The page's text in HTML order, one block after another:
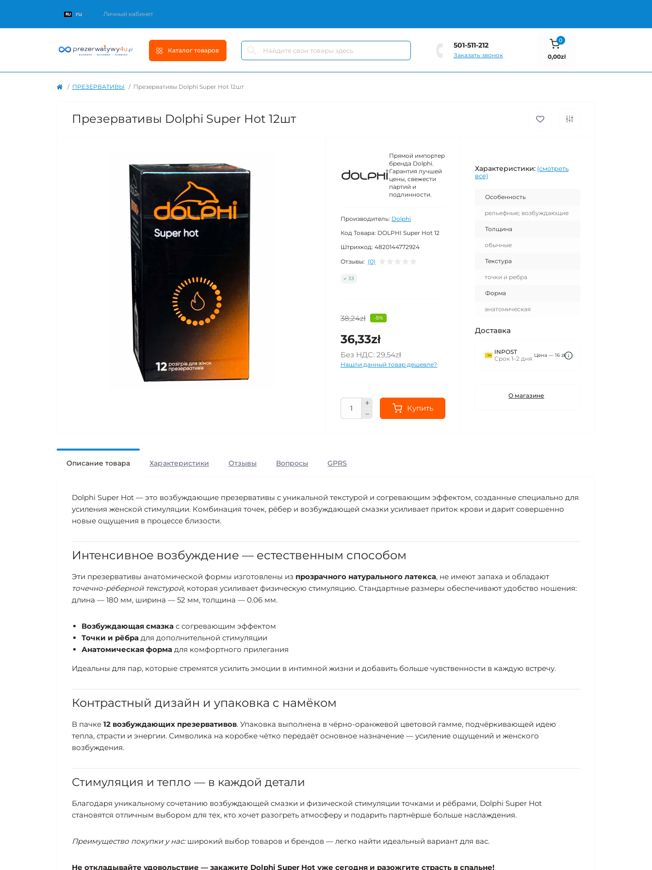
ru Личный кабинет
Каталог товаров
501-511-212
Заказать звонок
0
0,00zł
ПРЕЗЕРВАТИВЫ Презервативы Dolphi Super Hot 12шт
Презервативы Dolphi Super Hot 12шт
Прямой импортер
бренда Dolphi.
Гарантия лучшей
цены, свежести
партий и
подлинности.
Производитель: Dolphi
Код Товара: DOLPHI Super Hot 12
Штрихкод: 4820144772924
Отзывы: (0)
33
38,24zł -5%
36,33zł
Без НДС: 29,54zł
Нашли данный товар дешевле?
Купить
Характеристики: (смотреть
все)
Особенность
рельефные; возбуждающие
Толщина
обычные
Текстура
точки и ребра
Форма
анатомическая
Доставка
INPOST
Срок 1–2 дня Цена — 16 zł
О магазине
Описание товара Характеристики Отзывы Вопросы GPRS
Dolphi Super Hot — это возбуждающие презервативы с уникальной текстурой и согревающим эффектом, созданные специально для
усиления женской стимуляции. Комбинация точек, рёбер и возбуждающей смазки усиливает приток крови и дарит совершенно
новые ощущения в процессе близости.
Интенсивное возбуждение — естественным способом
Эти презервативы анатомической формы изготовлены из прозрачного натурального латекса, не имеют запаха и обладают
точечно-рёберной текстурой, которая усиливает физическую стимуляцию. Стандартные размеры обеспечивают удобство ношения:
длина — 180 мм, ширина — 52 мм, толщина — 0.06 мм.
Возбуждающая смазка с согревающим эффектом
Точки и рёбра для дополнительной стимуляции
Анатомическая форма для комфортного прилегания
Идеальны для пар, которые стремятся усилить эмоции в интимной жизни и добавить больше чувственности в каждую встречу.
Контрастный дизайн и упаковка с намёком
В пачке 12 возбуждающих презервативов. Упаковка выполнена в чёрно-оранжевой цветовой гамме, подчёркивающей идею
тепла, страсти и энергии. Символика на коробке чётко передаёт основное назначение — усиление ощущений и женского
возбуждения.
Стимуляция и тепло — в каждой детали
Благодаря уникальному сочетанию возбуждающей смазки и физической стимуляции точками и рёбрами, Dolphi Super Hot
становятся отличным выбором для тех, кто хочет разогреть атмосферу и подарить партнёрше больше наслаждения.
Преимущество покупки у нас:широкий выбор товаров и брендов — легко найти идеальный вариант для вас.
Не откладывайте удовольствие — закажите Dolphi Super Hot уже сегодня и разожгите страсть в спальне!